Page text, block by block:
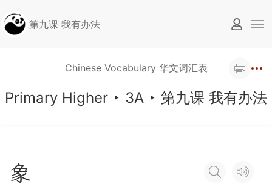
第九课 我有办法
Chinese Vocabulary 华文词汇表
Primary Higher ‣ 3A ‣ 第九课 我有办法
象